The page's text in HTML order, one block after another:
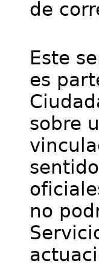
de
Este
es
sobre
no